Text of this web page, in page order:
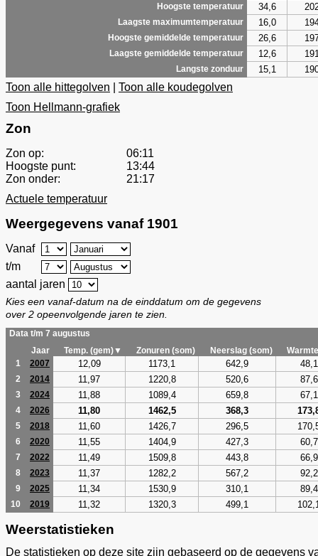
Hoogste temperatuur
34,6
Laagste maximumtemperatuur 16,0
Hoogste gemiddelde temperatuur 26,6
Laagste gemiddelde temperatuur 12,6
Langste zonduur 15,1
Toon alle hittegolven
Toon alle koudegolven
Toon Hellmann-grafiek
Zon
Zon op:
06:11
Hoogste punt:
13:44
Zon onder:
21:17
Actuele temperatuur
Weergegevens vanaf 1901
Vanaf
t/m
aantal jaren
Kies een vanaf-datum na de einddatum om de gegevens
over 2 opeenvolgende jaren te zien.
Data t/m 7 augustus
Jaar
Temp. (gem)▼ Zonuren (som) Neerslag (som)
1
2007 12,09 1173,1 642,9 48,1
2 2014 11,97 1220,8 520,6 87,6
3 2024 11,88 1089,4 659,8 67,1
4 2026 11,80 1462,5 368,3
5 2018 11,60 1426,7 296,5
6 2020 11,55 1404,9 427,3 60,7
7 2022 11,49 1509,8 443,8 66,9
8 2023 11,37 1282,2 567,2 92,2
9 2025 11,34 1530,9 310,1 89,4
10 2019 11,32 1320,3 499,1
Weerstatistieken
De statistieken op deze site zijn gebaseerd op de gegevens